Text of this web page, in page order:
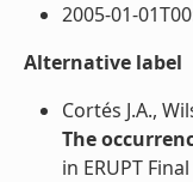
2005-01-
Alternative label
Cortés J.A.,
The
in ERUPT